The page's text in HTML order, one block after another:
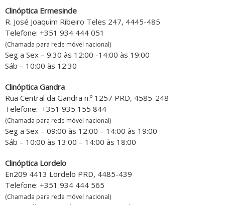
Clinóptica Ermesinde
R. José Joaquim Ribeiro Teles 247, 4445-485
Telefone: +351 934 444 051
(Chamada para rede móvel nacional)
Seg a Sex – 9:30 às 12:00 -14:00 às 19:00
Sáb – 10:00 às 12:30
Clinóptica Gandra
Rua Central da Gandra n.º 1257 PRD, 4585-248
Telefone: +351 935 155 844
(Chamada para rede móvel nacional)
Seg a Sex – 09:00 às 12:00 – 14:00 às 19:00
Sáb – 10:00 às 13:00 – 14:00 às 18:00
Clinóptica Lordelo
En209 4413 Lordelo PRD, 4485-439
Telefone: +351 934 444 565
(Chamada para rede móvel nacional)